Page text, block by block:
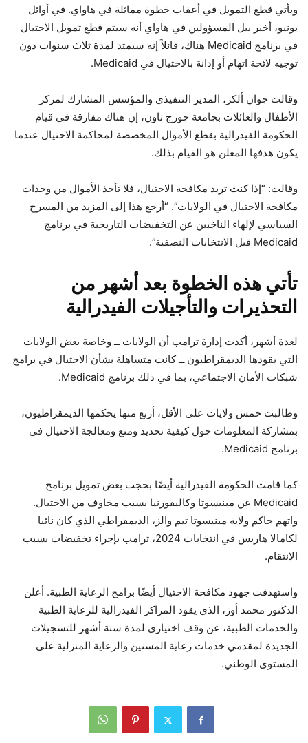
ويأتي قطع التمويل في أعقاب خطوة مماثلة في هاواي. في أوائل
يونيو، أخبر بيل المسؤولين في هاواي أنه سيتم قطع تمويل الاحتيال
في برنامج Medicaid هناك، قائلاً إنه سيمتد لمدة ثلاث سنوات دون
توجيه لائحة اتهام أو إدانة بالاحتيال في Medicaid.
وقالت جوان ألكر، المدير التنفيذي والمؤسس المشارك لمركز
الأطفال والعائلات بجامعة جورج تاون، إن هناك مفارقة في قيام
الحكومة الفيدرالية بقطع الأموال المخصصة لمحاكمة الاحتيال عندما
يكون هدفها المعلن هو القيام بذلك.
وقالت: “إذا كنت تريد مكافحة الاحتيال، فلا تأخذ الأموال من وحدات
مكافحة الاحتيال في الولايات”. “أرجع هذا إلى المزيد من المسرح
السياسي لإلهاء الناخبين عن التخفيضات التاريخية في برنامج
Medicaid قبل الانتخابات النصفية”.
تأتي هذه الخطوة بعد أشهر من
التحذيرات والتأجيلات الفيدرالية
لعدة أشهر، أكدت إدارة ترامب أن الولايات ــ وخاصة بعض الولايات
التي يقودها الديمقراطيون ــ كانت متساهلة بشأن الاحتيال في برامج
شبكات الأمان الاجتماعي، بما في ذلك برنامج Medicaid.
وطالبت خمس ولايات على الأقل، أربع منها يحكمها الديمقراطيون،
بمشاركة المعلومات حول كيفية تحديد ومنع ومعالجة الاحتيال في
برنامج Medicaid.
كما قامت الحكومة الفيدرالية أيضًا بحجب بعض تمويل برنامج
Medicaid عن مينيسوتا وكاليفورنيا بسبب مخاوف من الاحتيال.
واتهم حاكم ولاية مينيسوتا تيم والز، الديمقراطي الذي كان نائبا
لكامالا هاريس في انتخابات 2024، ترامب بإجراء تخفيضات بسبب
الانتقام.
واستهدفت جهود مكافحة الاحتيال أيضًا برامج الرعاية الطبية. أعلن
الدكتور محمد أوز، الذي يقود المراكز الفيدرالية للرعاية الطبية
والخدمات الطبية، عن وقف اختياري لمدة ستة أشهر للتسجيلات
الجديدة لمقدمي خدمات رعاية المسنين والرعاية المنزلية على
المستوى الوطني.